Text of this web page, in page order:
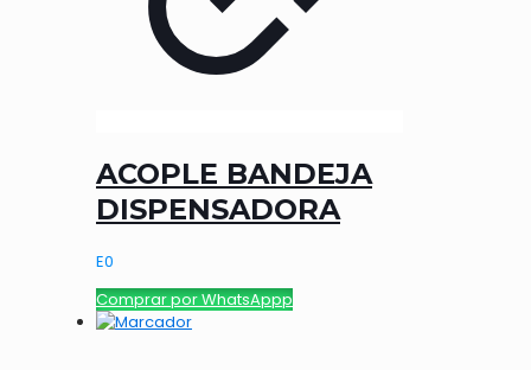
ACOPLE BANDEJA
DISPENSADORA
E0
Comprar por WhatsAppp